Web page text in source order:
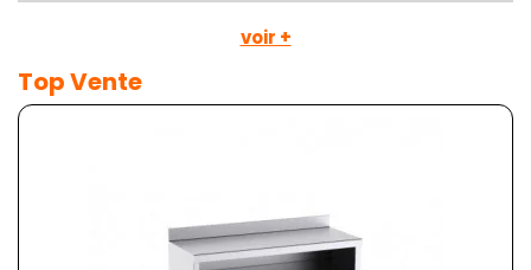
voir +
Top Vente